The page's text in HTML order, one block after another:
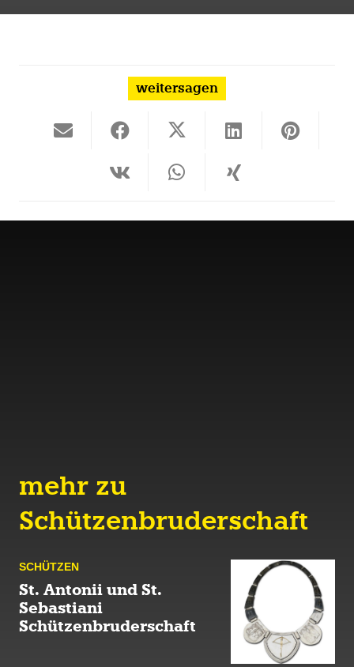
weitersagen
mehr zu
Schützenbruderschaft
SCHÜTZEN
St. Antonii und St.
Sebastiani
Schützenbruderschaft